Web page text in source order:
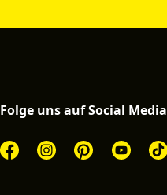
Folge uns auf Social Media